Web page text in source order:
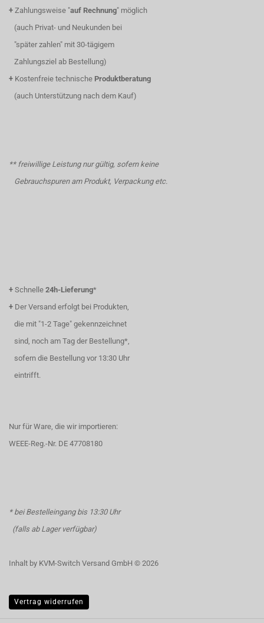
+ Zahlungsweise "auf Rechnung" möglich
(auch Privat- und Neukunden bei
"später zahlen" mit 30-tägigem
Zahlungsziel ab Bestellung)
+ Kostenfreie technische Produktberatung
(auch Unterstützung nach dem Kauf)
** freiwillige Leistung nur gültig, sofern keine
Gebrauchspuren am Produkt, Verpackung etc.
+ Schnelle 24h-Lieferung*
+ Der Versand erfolgt bei Produkten,
die mit "1-2 Tage" gekennzeichnet
sind, noch am Tag der Bestellung*,
sofern die Bestellung vor 13:30 Uhr
eintrifft.
Nur für Ware, die wir importieren:
WEEE-Reg.-Nr. DE 47708180
* bei Bestelleingang bis 13:30 Uhr
(falls ab Lager verfügbar)
Inhalt by KVM-Switch Versand GmbH © 2026
Vertrag widerrufen